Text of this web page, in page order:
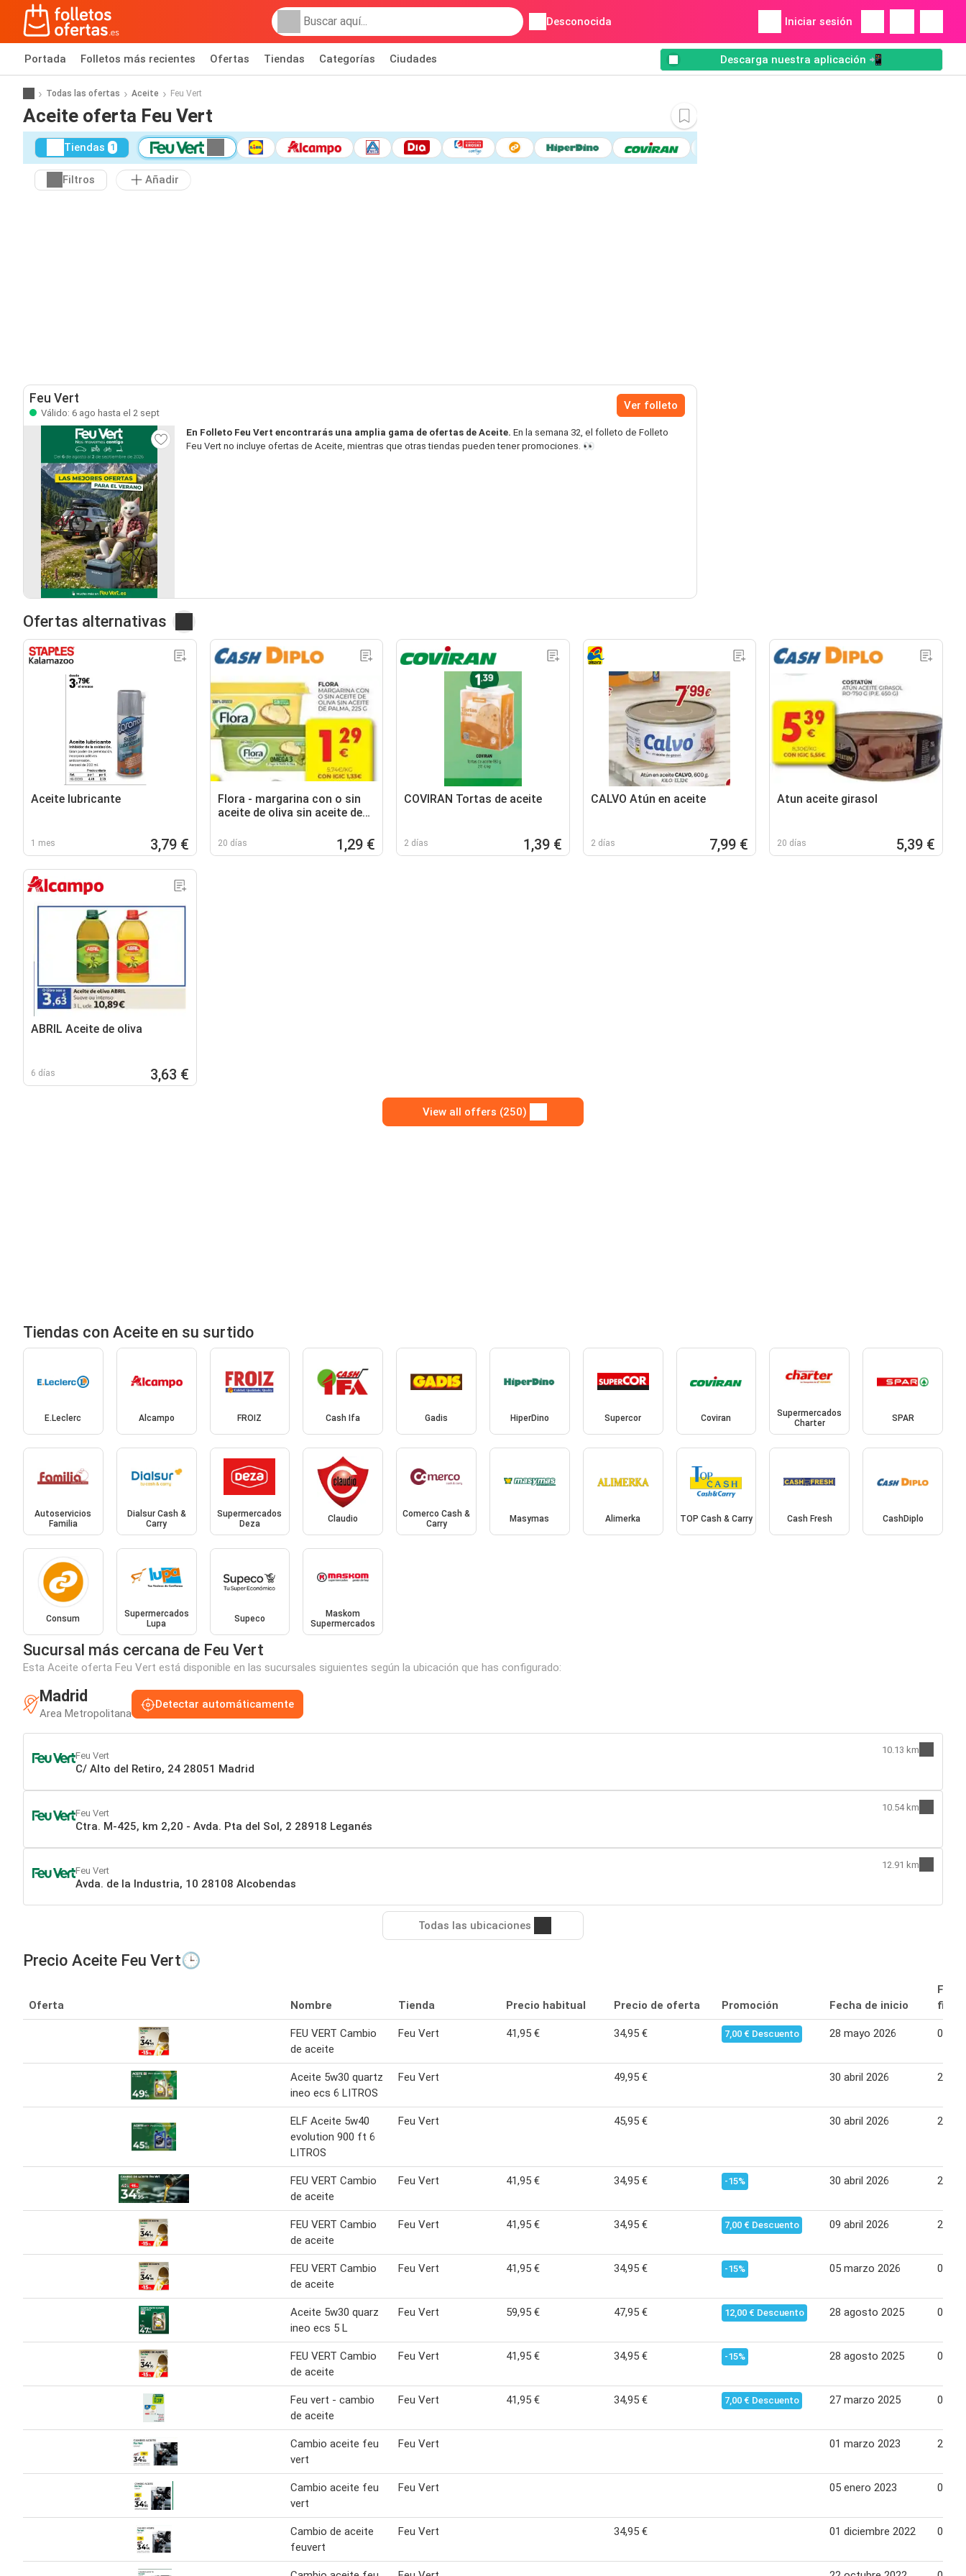
Desconocida Iniciar sesión
Portada Folletos más recientes Ofertas Tiendas Categorías Ciudades Descarga nuestra aplicación 📲
Todas las ofertas Aceite Feu Vert
Aceite oferta Feu Vert
Tiendas 1
Filtros Añadir
Feu Vert
Válido: 6 ago hasta el 2 sept
Ver folleto
En Folleto Feu Vert encontrarás una amplia gama de ofertas de Aceite. En la semana 32, el folleto de Folleto
Feu Vert no incluye ofertas de Aceite, mientras que otras tiendas pueden tener promociones. 👀
Ofertas alternativas
Aceite lubricante
1 mes 3,79 €
Flora - margarina con o sin
aceite de oliva sin aceite de
20 días 1,29 €
COVIRAN Tortas de aceite
2 días 1,39 €
CALVO Atún en aceite
2 días 7,99 €
Atun aceite girasol
20 días 5,39 €
ABRIL Aceite de oliva
6 días 3,63 €
View all offers (250)
Tiendas con Aceite en su surtido
E.Leclerc Alcampo FROIZ Cash Ifa Gadis HiperDino Supercor Coviran
Supermercados
Charter
SPAR
Autoservicios
Familia
Dialsur Cash &
Carry
Supermercados
Deza
Claudio
Comerco Cash &
Carry
Masymas Alimerka TOP Cash & Carry Cash Fresh CashDiplo
Consum
Supermercados
Lupa
Supeco
Maskom
Supermercados
Sucursal más cercana de Feu Vert
Esta Aceite oferta Feu Vert está disponible en las sucursales siguientes según la ubicación que has configurado:
Madrid
Area Metropolitana
Detectar automáticamente
Feu Vert
C/ Alto del Retiro, 24 28051 Madrid
10.13 km
Feu Vert
Ctra. M-425, km 2,20 - Avda. Pta del Sol, 2 28918 Leganés
10.54 km
Feu Vert
Avda. de la Industria, 10 28108 Alcobendas
12.91 km
Todas las ubicaciones
Precio Aceite Feu Vert🕒
Oferta Nombre Tienda Precio habitual Precio de oferta Promoción Fecha de inicio
FEU VERT Cambio
de aceite
Feu Vert 41,95 € 34,95 € 7,00 € Descuento 28 mayo 2026 01
Aceite 5w30 quartz
ineo ecs 6 LITROS
Feu Vert 49,95 € 30 abril 2026 27
ELF Aceite 5w40
evolution 900 ft 6
LITROS
Feu Vert 45,95 € 30 abril 2026 27
FEU VERT Cambio
de aceite
Feu Vert 41,95 € 34,95 € -15% 30 abril 2026 27
FEU VERT Cambio
de aceite
Feu Vert 41,95 € 34,95 € 7,00 € Descuento 09 abril 2026 29
FEU VERT Cambio
de aceite
Feu Vert 41,95 € 34,95 € -15% 05 marzo 2026 08
Aceite 5w30 quarz
ineo ecs 5 L
Feu Vert 59,95 € 47,95 € 12,00 € Descuento 28 agosto 2025 01
FEU VERT Cambio
de aceite
Feu Vert 41,95 € 34,95 € -15% 28 agosto 2025 01
Feu vert - cambio
de aceite
Feu Vert 41,95 € 34,95 € 7,00 € Descuento 27 marzo 2025 09
Cambio aceite feu
vert
Feu Vert 01 marzo 2023 26
Cambio aceite feu
vert
Feu Vert 05 enero 2023 01
Cambio de aceite
feuvert
Feu Vert 34,95 € 01 diciembre 2022 04